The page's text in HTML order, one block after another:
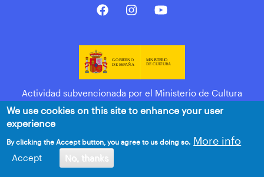
Actividad subvencionada por el Ministerio de Cultura
© Keroxen 2025. Todos los derechos reservados.
We use cookies on this site to enhance your user
experience
By clicking the Accept button, you agree to us doing so. More info
Accept No, thanks